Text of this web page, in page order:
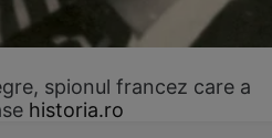
spionul francez care a
historia.ro